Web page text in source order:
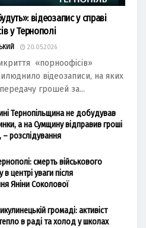
відеозапис у справі
у Тернополі
20.05.2026
«порноофісів»
відеозаписи, на яких
грошей за...
Тернопільщина не добудував
а на Сумщину відправив гроші
– розслідування
смерть військового
в центрі уваги після
Яніни Соколової
громаді: активіст
в раді та холод у школах